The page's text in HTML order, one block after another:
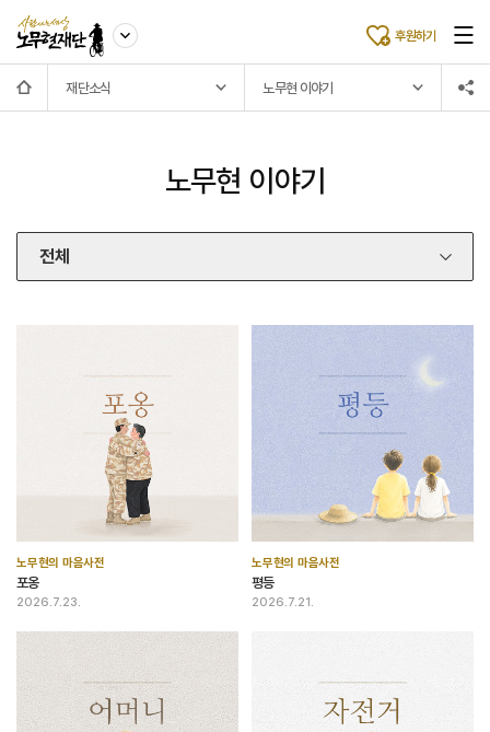
후원하기
재단소식 노무현 이야기
노무현 이야기
전체
노무현의 마음사전
포옹
2026.7.23.
노무현의 마음사전
평등
2026.7.21.